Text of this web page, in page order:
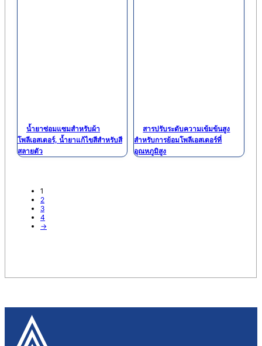
น้ำยาซ่อมแซมสำหรับผ้า
โพลีเอสเตอร์, น้ำยาแก้ไขสีสำหรับสี
สลายตัว
สารปรับระดับความเข้มข้นสูง
สำหรับการย้อมโพลีเอสเตอร์ที่
อุณหภูมิสูง
1
2
3
4
→